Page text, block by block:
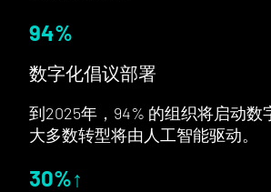
94%
数字化倡议部署
到2025年，94% 的组织将启动数
大多数转型将由人工智能驱动。
30%↑